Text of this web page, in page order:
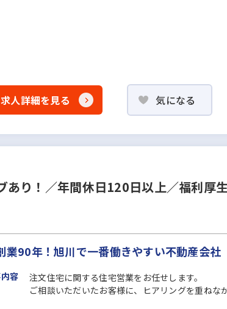
求人詳細を見る 気になる
り！／年間休日120日以上／福利厚
90年！旭川で一番働きやすい不動産会社
容
注文住宅に関する住宅営業をお任せします。
ご相談いただいたお客様に、ヒアリングを重ね